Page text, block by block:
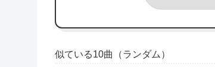
似ている10曲（ランダム）